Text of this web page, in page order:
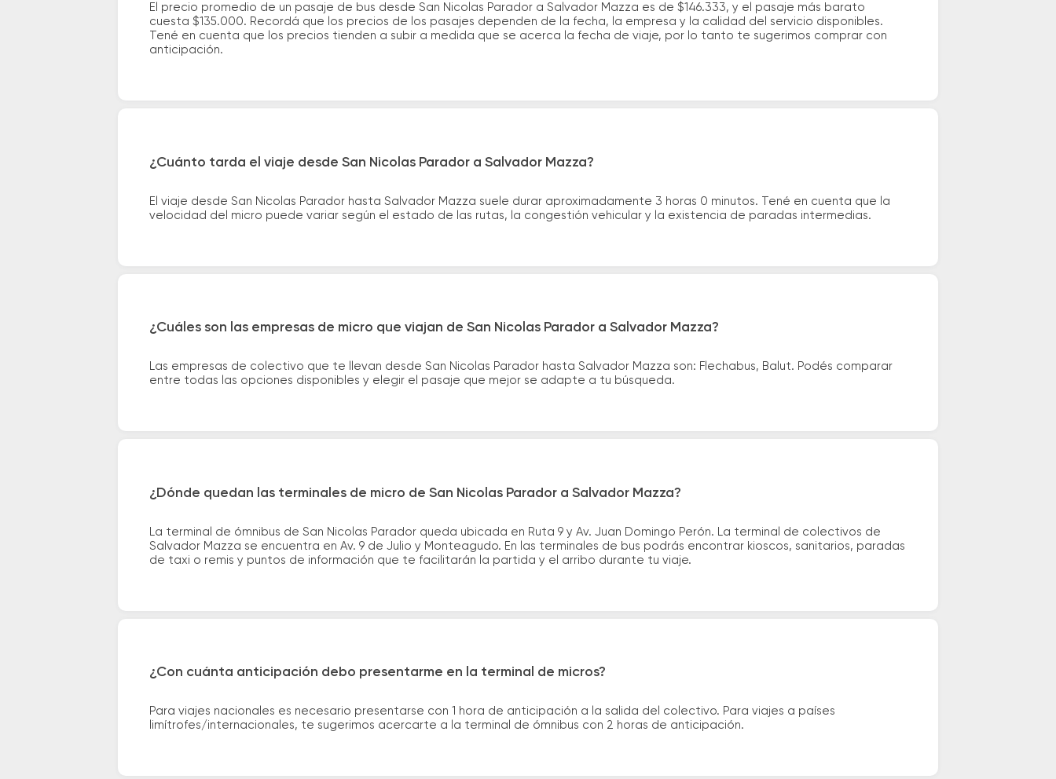
El precio promedio de un pasaje de bus desde San Nicolas Parador a Salvador Mazza es de $146.333, y el pasaje más barato
cuesta $135.000. Recordá que los precios de los pasajes dependen de la fecha, la empresa y la calidad del servicio disponibles.
Tené en cuenta que los precios tienden a subir a medida que se acerca la fecha de viaje, por lo tanto te sugerimos comprar con
anticipación.
¿Cuánto tarda el viaje desde San Nicolas Parador a Salvador Mazza?
El viaje desde San Nicolas Parador hasta Salvador Mazza suele durar aproximadamente 3 horas 0 minutos. Tené en cuenta que la
velocidad del micro puede variar según el estado de las rutas, la congestión vehicular y la existencia de paradas intermedias.
¿Cuáles son las empresas de micro que viajan de San Nicolas Parador a Salvador Mazza?
Las empresas de colectivo que te llevan desde San Nicolas Parador hasta Salvador Mazza son: Flechabus, Balut. Podés comparar
entre todas las opciones disponibles y elegir el pasaje que mejor se adapte a tu búsqueda.
¿Dónde quedan las terminales de micro de San Nicolas Parador a Salvador Mazza?
La terminal de ómnibus de San Nicolas Parador queda ubicada en Ruta 9 y Av. Juan Domingo Perón. La terminal de colectivos de
Salvador Mazza se encuentra en Av. 9 de Julio y Monteagudo. En las terminales de bus podrás encontrar kioscos, sanitarios, paradas
de taxi o remis y puntos de información que te facilitarán la partida y el arribo durante tu viaje.
¿Con cuánta anticipación debo presentarme en la terminal de micros?
Para viajes nacionales es necesario presentarse con 1 hora de anticipación a la salida del colectivo. Para viajes a países
limítrofes/internacionales, te sugerimos acercarte a la terminal de ómnibus con 2 horas de anticipación.